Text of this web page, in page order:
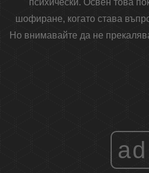
психически. Освен това
шофиране, когато става
Но внимавайте да не
ad